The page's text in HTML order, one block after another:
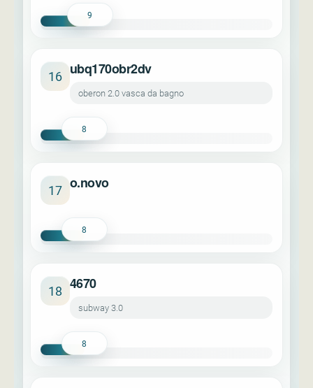
9
16 ubq170obr2dv
oberon 2.0 vasca da bagno
8
17 o.novo
8
18 4670
subway 3.0
8